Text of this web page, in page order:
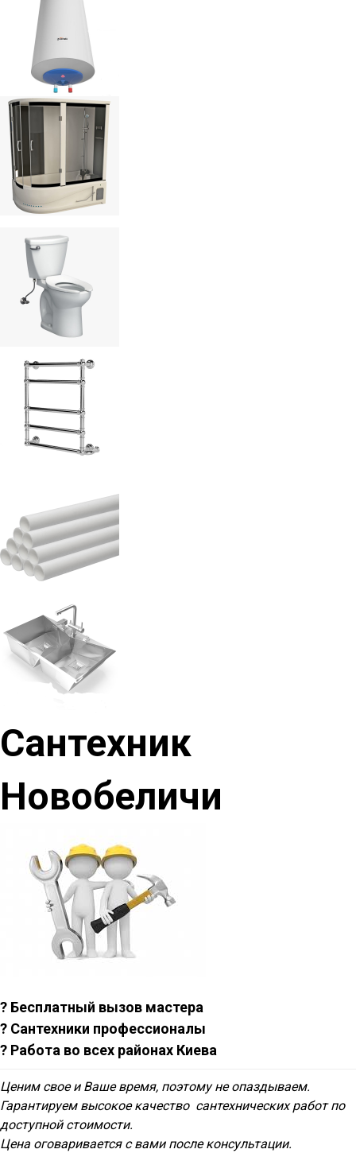
Сантехник
Новобеличи
? Бесплатный вызов мастера
? Сантехники профессионалы
? Работа во всех районах Киева
Ценим свое и Ваше время, поэтому не опаздываем.
Гарантируем высокое качество сантехнических работ по
доступной стоимости.
Цена оговаривается с вами после консультации.